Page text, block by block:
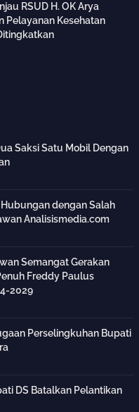
RSUD H. OK Arya
Pelayanan Kesehatan
Saksi Satu Mobil Dengan
dengan Salah
Analisismedia.com
Semangat Gerakan
Freddy Paulus
2029
Perselingkuhan Bupati
DS Batalkan Pelantikan